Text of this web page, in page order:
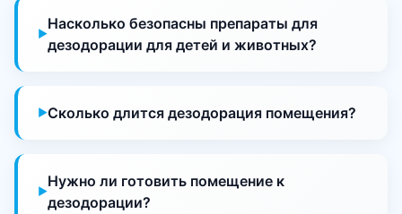
Насколько безопасны препараты для
дезодорации для детей и животных?
Сколько длится дезодорация помещения?
Нужно ли готовить помещение к
дезодорации?